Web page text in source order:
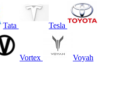
Tata Tesla
Vortex Voyah